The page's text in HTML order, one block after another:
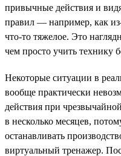
привычные действия и
правил — например, как
что-то тяжелое. Это
чем просто учить технику
Некоторые ситуации в
вообще практически
действия при
в несколько месяцев,
останавливать
виртуальный тренажер.